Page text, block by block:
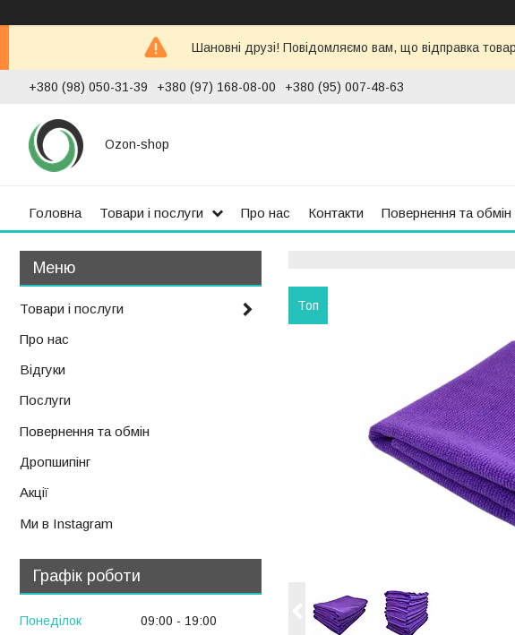
Шановні друзі! Повідомляємо вам, що відправка
+380 (98) 050-31-39 +380 (97) 168-08-00 +380 (95) 007-48-63
Ozon-shop
Головна Товари і послуги Про нас Контакти Повернення та обмін
Топ
Товари і послуги
Про нас
Відгуки
Послуги
Повернення та обмін
Дропшипінг
Акції
Ми в Instagram
Графік роботи
Понеділок 09:00
19:00